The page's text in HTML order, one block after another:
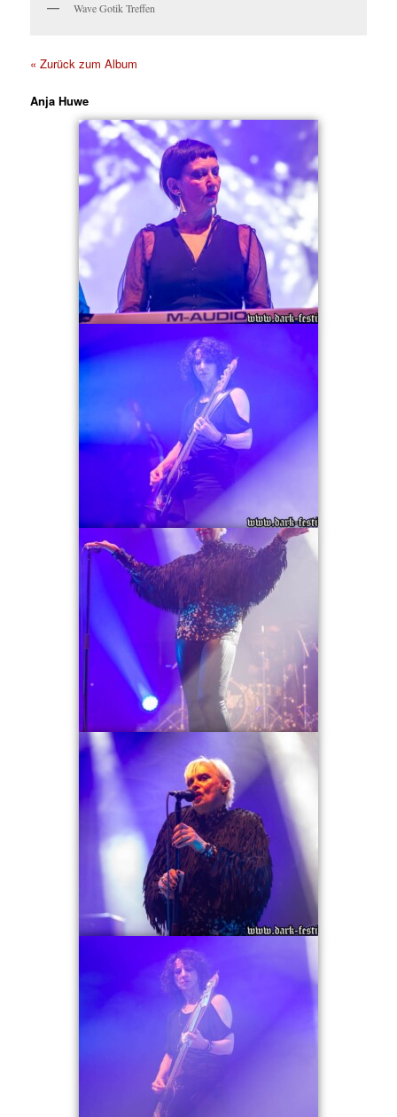
Wave Gotik Treffen
« Zurück zum Album
Anja Huwe